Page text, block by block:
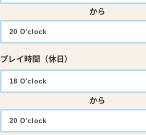
から
プレイ時間（休日）
から